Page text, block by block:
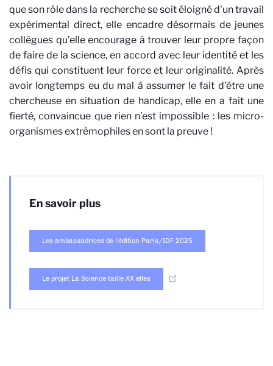
que son rôle dans la recherche se soit éloigné d'un travail
expérimental direct, elle encadre désormais de jeunes
collègues qu’elle encourage à trouver leur propre façon
de faire de la science, en accord avec leur identité et les
défis qui constituent leur force et leur originalité. Après
avoir longtemps eu du mal à assumer le fait d’être une
chercheuse en situation de handicap, elle en a fait une
fierté, convaincue que rien n’est impossible : les micro-
organismes extrêmophiles en sont la preuve !
En savoir plus
Les ambassadrices de l’édition Paris/IDF 2025
Le projet La Science taille XX elles